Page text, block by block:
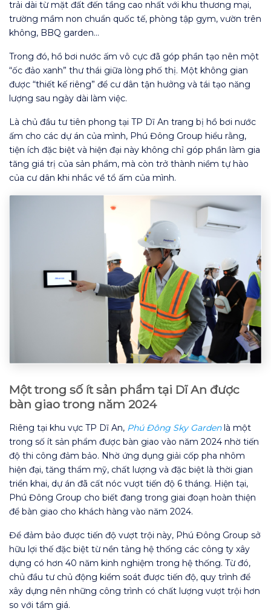
trải dài từ mặt đất đến tầng cao nhất với khu thương mại,
trường mầm non chuẩn quốc tế, phòng tập gym, vườn trên
không, BBQ garden…
Trong đó, hồ bơi nước ấm vô cực đã góp phần tạo nên một
“ốc đảo xanh” thư thái giữa lòng phố thị. Một không gian
được “thiết kế riêng” để cư dân tận hưởng và tái tạo năng
lượng sau ngày dài làm việc.
Là chủ đầu tư tiên phong tại TP Dĩ An trang bị hồ bơi nước
ấm cho các dự án của mình, Phú Đông Group hiểu rằng,
tiện ích đặc biệt và hiện đại này không chỉ góp phần làm gia
tăng giá trị của sản phẩm, mà còn trở thành niềm tự hào
của cư dân khi nhắc về tổ ấm của mình.
Một trong số ít sản phẩm tại Dĩ An được
bàn giao trong năm 2024
Riêng tại khu vực TP Dĩ An, Phú Đông Sky Gardenlà một
trong số ít sản phẩm được bàn giao vào năm 2024 nhờ tiến
độ thi công đảm bảo. Nhờ ứng dụng giải cốp pha nhôm
hiện đại, tăng thẩm mỹ, chất lượng và đặc biệt là thời gian
triển khai, dự án đã cất nóc vượt tiến độ 6 tháng. Hiện tại,
Phú Đông Group cho biết đang trong giai đoạn hoàn thiện
để bàn giao cho khách hàng vào năm 2024.
Để đảm bảo được tiến độ vượt trội này, Phú Đông Group sở
hữu lợi thế đặc biệt từ nền tảng hệ thống các công ty xây
dựng có hơn 40 năm kinh nghiệm trong hệ thống. Từ đó,
chủ đầu tư chủ động kiểm soát được tiến độ, quy trình để
xây dựng nên những công trình có chất lượng vượt trội hơn
so với tầm giá.